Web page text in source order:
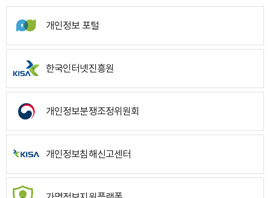
개인정보 포털
한국인터넷진흥원
개인정보분쟁조정위원회
개인정보침해신고센터